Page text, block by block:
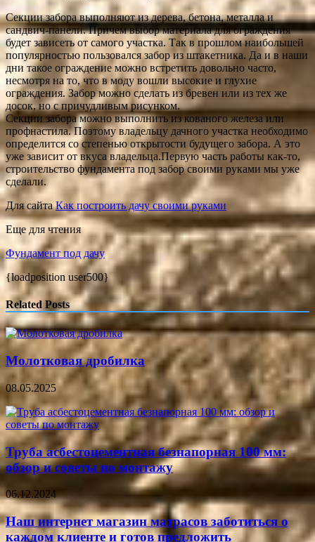
Секции забора выполняют из дерева, бетона, металла и
сандвич-панели. Причем выбор материала для ограждения
будет зависеть от самого участка. Так в прошлом наибольшей
популярностью пользовался забор из штакетника. Да и в наши
дни такое ограждение можно встретить довольно часто,
несмотря на то, что в моду вошли высокие и глухие
ограждения. Забор можно сделать из бревен или из тех же
досок, но с причудливым рисунком.
Секции забора можно выполнить из кованого железа или
профнастила. Поэтому владельцу дачного участка необходимо
определится со степенью открытости будущего забора. А это
уже зависит от вкуса владельца.Первую часть работы как-то,
строительство фундамента под забор своими руками мы уже
сделали.
Для сайтаКак построить дачу своими руками
Еще для чтения
Фундамент под дачу
{loadposition user500}
Related Posts
Молотковая дробилка
08.05.2025
Труба асбестоцементная безнапорная 100 мм:
обзор и советы по монтажу
06.12.2024
Наш интернет магазин матрасов заботиться о
каждом клиенте и готов предложить